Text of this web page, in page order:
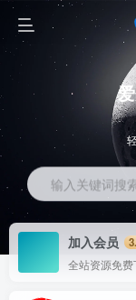
输入关键词搜
加入会员
全站资源免费